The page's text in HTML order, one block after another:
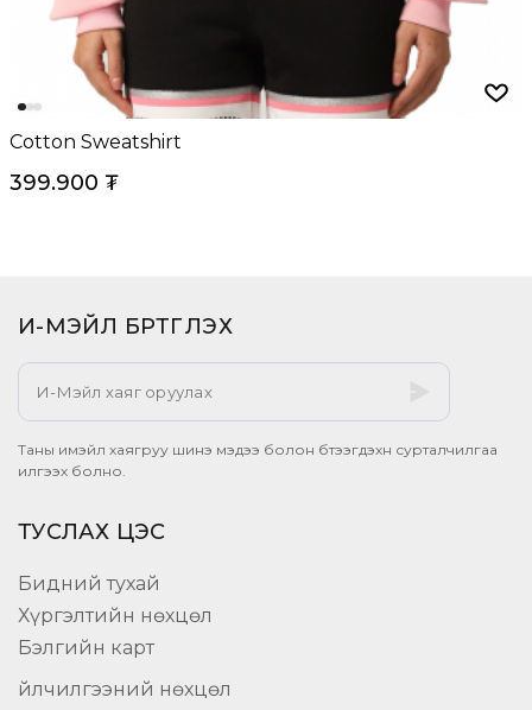
Cotton Sweatshirt
399.900 ₮
И-МЭЙЛ БҮРТГҮҮЛЭХ​
Таны имэйл хаягруу шинэ мэдээ болон бүтээгдэхүүн сурталчилгаа
илгээх болно.
ТУСЛАХ ЦЭС
Бидний тухай
Хүргэлтийн нөхцөл
Бэлгийн карт
Үйлчилгээний нөхцөл